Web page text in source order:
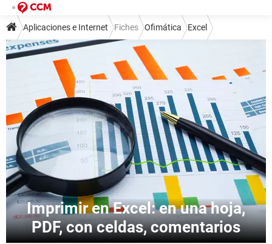
Aplicaciones e Internet Fiches Ofimática Excel
Imprimir en Excel: en una hoja,
PDF, con celdas, comentarios